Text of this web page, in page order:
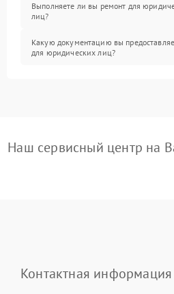
Выполняете ли вы ремонт для
лиц?
Какую документацию вы
для юридических лиц?
Наш сервисный центр на
Контактная информация